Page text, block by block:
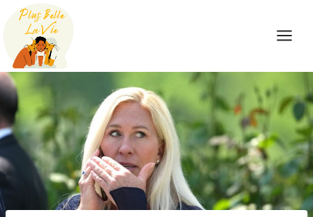
Skip
content